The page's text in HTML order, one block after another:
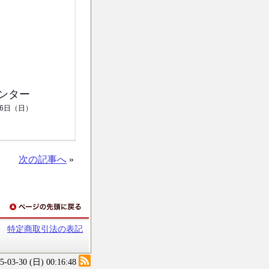
ター
（日）
次の記事へ »
特定商取引法の表記
03-30 (日) 00:16:48